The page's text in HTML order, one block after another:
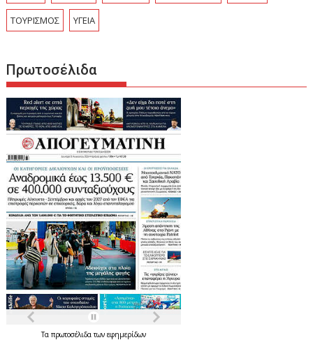
ΤΟΥΡΙΣΜΟΣ ΥΓΕΙΑ
Πρωτοσέλιδα
Ταπρωτοσέλιδατωνεφημερίδων